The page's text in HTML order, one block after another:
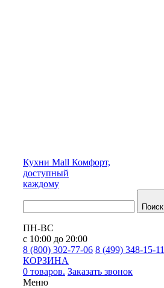
Кухни Mall Комфорт,
доступный
каждому
Поиск
ПН-ВС
с 10:00 до 20:00
8 (800) 302-77-06 8 (499) 348-15-11
КОРЗИНА
0 товаров. Заказать звонок
Меню